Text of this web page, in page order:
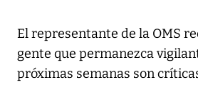
El representante de la OMS
gente que permanezca
próximas semanas son